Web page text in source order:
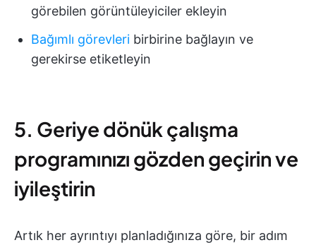
görebilen görüntüleyiciler ekleyin
Bağımlı görevleri birbirine bağlayın ve
gerekirse etiketleyin
5. Geriye dönük çalışma
programınızı gözden geçirin ve
iyileştirin
Artık her ayrıntıyı planladığınıza göre, bir adım